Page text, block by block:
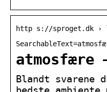
http s://sproget.dk ›
atmosfære
Blandt svarene